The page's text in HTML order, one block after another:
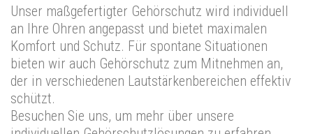
Unser maßgefertigter Gehörschutz wird individuell
an Ihre Ohren angepasst und bietet maximalen
Komfort und Schutz. Für spontane Situationen
bieten wir auch Gehörschutz zum Mitnehmen an,
der in verschiedenen Lautstärkenbereichen effektiv
schützt.
Besuchen Sie uns, um mehr über unsere